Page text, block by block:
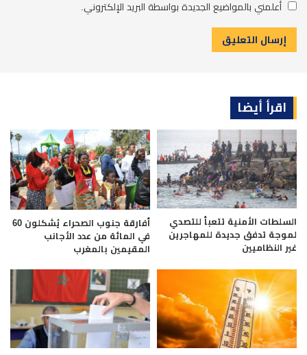
أعلمني بالمواضيع الجديدة بواسطة البريد الإلكتروني.
اقرأ أيضا
السلطات الأمنية تتعبأ للتصدي
لموجة تدفق جديدة للمهاجرين
غير النظاميين
أفارقة جنوب الصحراء يُشكلون 60
في المائة من عدد الأجانب
المقيمين بالمغرب